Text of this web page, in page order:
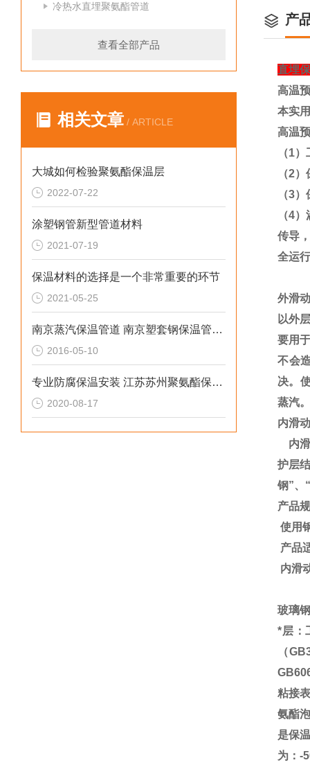
冷热水直埋聚氨酯管道
查看全部产品
相关文章 / ARTICLE
大城如何检验聚氨酯保温层
2022-07-22
涂塑钢管新型管道材料
2021-07-19
保温材料的选择是一个非常重要的环节
2021-05-25
南京蒸汽保温管道 南京塑套钢保温管道保温优势特点
2016-05-10
专业防腐保温安装 江苏苏州聚氨酯保温管生产厂家
2020-08-17
产
直埋
高温
本实
高温
（1）
（2）
（3）
（4）
传导
全运
外滑
以外
要用
不会
决。
蒸汽。
内滑
内
护层
钢”、 “
产品
使用
产品
内滑
玻璃
*层：
（
粘接
氨酯
是保
为： -